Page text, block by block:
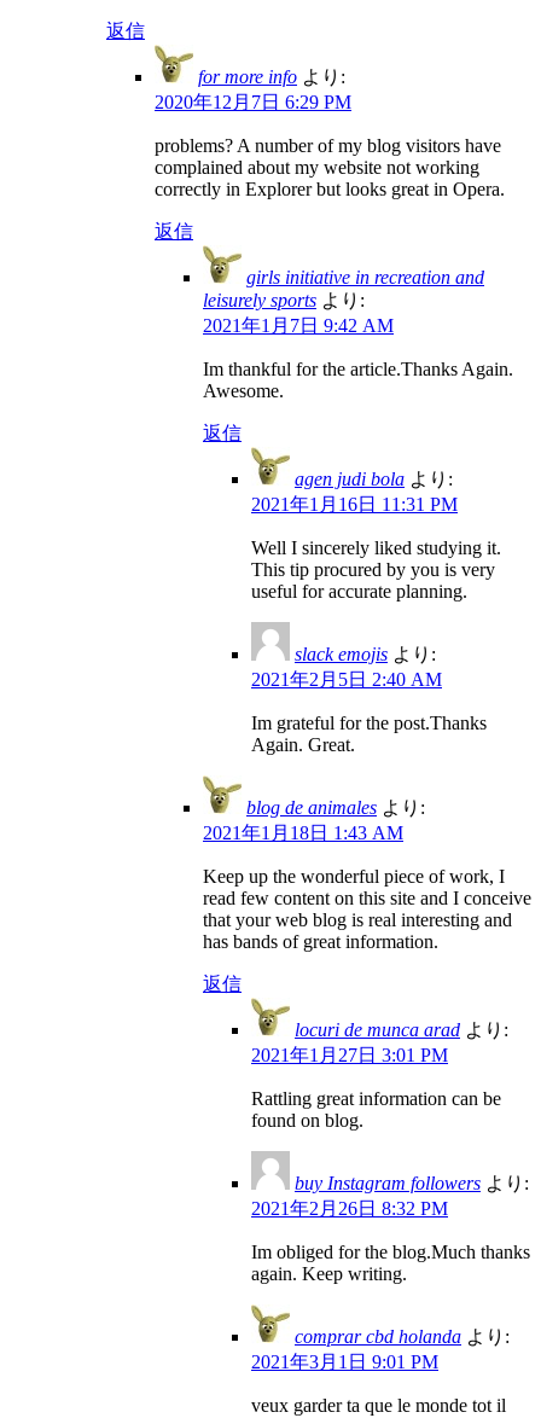
返信
for more info より:
2020年12月7日 6:29 PM
problems? A number of my blog visitors have
complained about my website not working
correctly in Explorer but looks great in Opera.
返信
girls initiative in recreation and
leisurely sports より:
2021年1月7日 9:42 AM
Im thankful for the article.Thanks Again.
Awesome.
返信
agen judi bola より:
2021年1月16日 11:31 PM
Well I sincerely liked studying it.
This tip procured by you is very
useful for accurate planning.
slack emojis より:
2021年2月5日 2:40 AM
Im grateful for the post.Thanks
Again. Great.
blog de animales より:
2021年1月18日 1:43 AM
Keep up the wonderful piece of work, I
read few content on this site and I conceive
that your web blog is real interesting and
has bands of great information.
返信
locuri de munca arad より:
2021年1月27日 3:01 PM
Rattling great information can be
found on blog.
buy Instagram followers より:
2021年2月26日 8:32 PM
Im obliged for the blog.Much thanks
again. Keep writing.
comprar cbd holanda より:
2021年3月1日 9:01 PM
veux garder ta que le monde tot il